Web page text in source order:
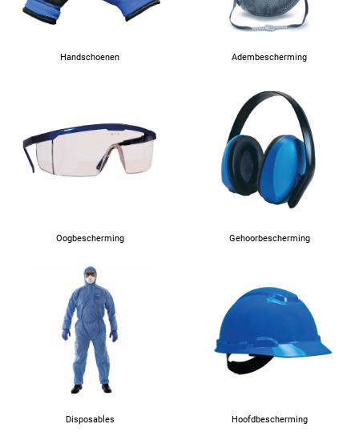
Handschoenen Adembescherming
Oogbescherming Gehoorbescherming
Disposables Hoofdbescherming